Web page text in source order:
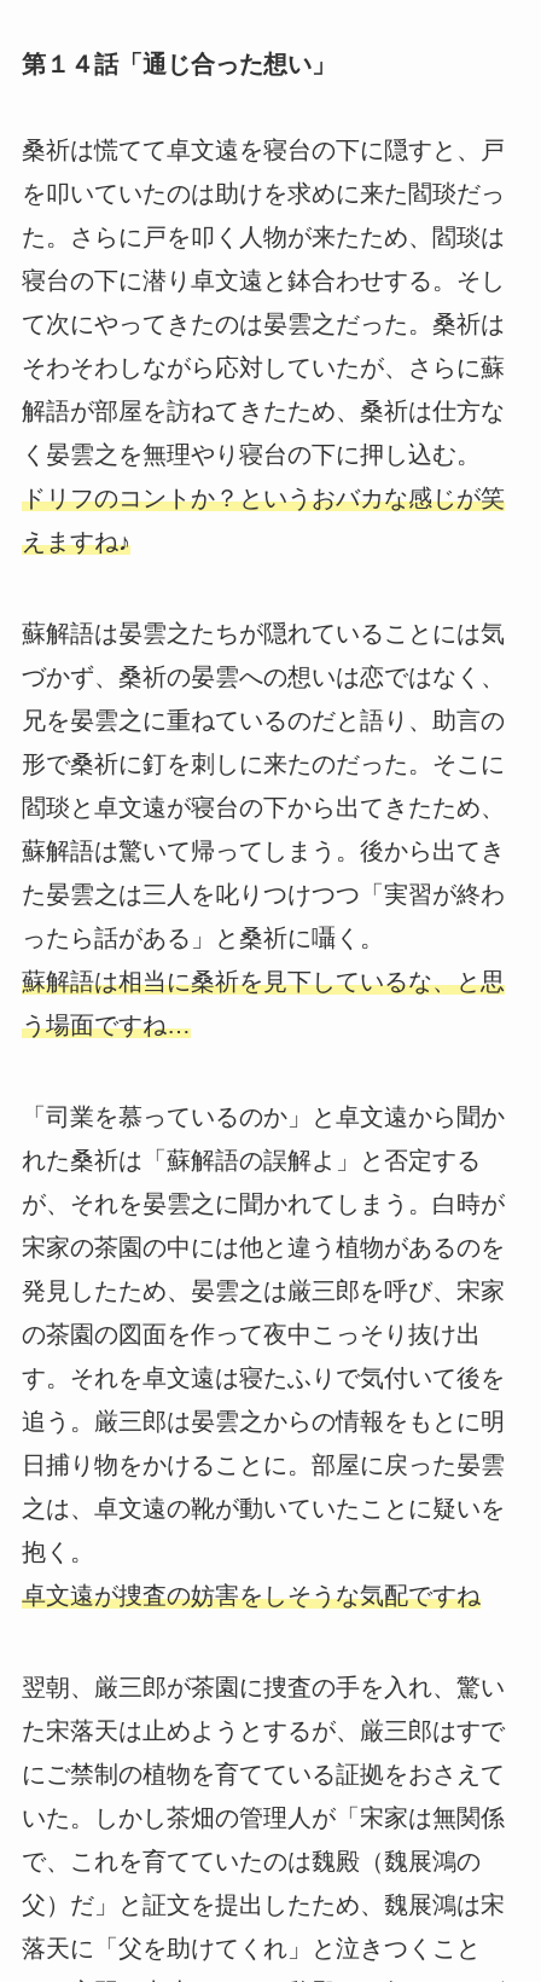
第１４話「通じ合った想い」
桑祈は慌てて卓文遠を寝台の下に隠すと、戸
を叩いていたのは助けを求めに来た閻琰だっ
た。さらに戸を叩く人物が来たため、閻琰は
寝台の下に潜り卓文遠と鉢合わせする。そし
て次にやってきたのは晏雲之だった。桑祈は
そわそわしながら応対していたが、さらに蘇
解語が部屋を訪ねてきたため、桑祈は仕方な
く晏雲之を無理やり寝台の下に押し込む。
ドリフのコントか？というおバカな感じが笑
えますね♪
蘇解語は晏雲之たちが隠れていることには気
づかず、桑祈の晏雲への想いは恋ではなく、
兄を晏雲之に重ねているのだと語り、助言の
形で桑祈に釘を刺しに来たのだった。そこに
閻琰と卓文遠が寝台の下から出てきたため、
蘇解語は驚いて帰ってしまう。後から出てき
た晏雲之は三人を叱りつけつつ「実習が終わ
ったら話がある」と桑祈に囁く。
蘇解語は相当に桑祈を見下しているな、と思
う場面ですね…
「司業を慕っているのか」と卓文遠から聞か
れた桑祈は「蘇解語の誤解よ」と否定する
が、それを晏雲之に聞かれてしまう。白時が
宋家の茶園の中には他と違う植物があるのを
発見したため、晏雲之は厳三郎を呼び、宋家
の茶園の図面を作って夜中こっそり抜け出
す。それを卓文遠は寝たふりで気付いて後を
追う。厳三郎は晏雲之からの情報をもとに明
日捕り物をかけることに。部屋に戻った晏雲
之は、卓文遠の靴が動いていたことに疑いを
抱く。
卓文遠が捜査の妨害をしそうな気配ですね
翌朝、厳三郎が茶園に捜査の手を入れ、驚い
た宋落天は止めようとするが、厳三郎はすで
にご禁制の植物を育てている証拠をおさえて
いた。しかし茶畑の管理人が「宋家は無関係
で、これを育てていたのは魏殿（魏展鴻の
父）だ」と証文を提出したため、魏展鴻は宋
落天に「父を助けてくれ」と泣きつくこと